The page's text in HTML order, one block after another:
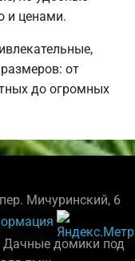
и ценами.
от
до огромных
Мичуринский, 6
Дачные домики под